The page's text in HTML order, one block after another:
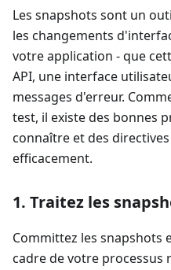
Les snapshots sont un
les changements
votre application - que
API, une interface
messages d'erreur.
test, il existe des bonnes
connaître et des
efficacement.
1. Traitez les
Committez les snapshots
cadre de votre processus